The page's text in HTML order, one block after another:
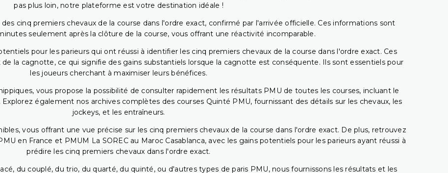
pas plus loin, notre plateforme est votre destination idéale !
cinq premiers chevaux de la course dans l'ordre exact, confirmé par l'arrivée officielle. Ces informations sont
seulement après la clôture de la course, vous offrant une réactivité incomparable.
pour les parieurs qui ont réussi à identifier les cinq premiers chevaux de la course dans l'ordre exact. Ces
la cagnotte, ce qui signifie des gains substantiels lorsque la cagnotte est conséquente. Ils sont essentiels pour
les joueurs cherchant à maximiser leurs bénéfices.
vous propose la possibilité de consulter rapidement les résultats PMU de toutes les courses, incluant le
également nos archives complètes des courses Quinté PMU, fournissant des détails sur les chevaux, les
jockeys, et les entraîneurs.
vous offrant une vue précise sur les cinq premiers chevaux de la course dans l'ordre exact. De plus, retrouvez
en France et PMUM La SOREC au Maroc Casablanca, avec les gains potentiels pour les parieurs ayant réussi à
prédire les cinq premiers chevaux dans l'ordre exact.
du couplé, du trio, du quarté, du quinté, ou d'autres types de paris PMU, nous fournissons les résultats et les